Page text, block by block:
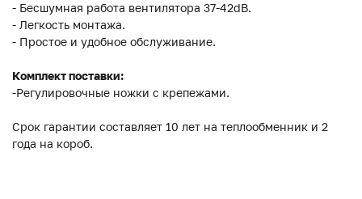
- Бесшумная работа вентилятора 37-42dB.
- Легкость монтажа.
- Простое и удобное обслуживание.
Комплект поставки:
-Регулировочные ножки с крепежами.
Срок гарантии составляет 10 лет на теплообменник и 2
года на короб.